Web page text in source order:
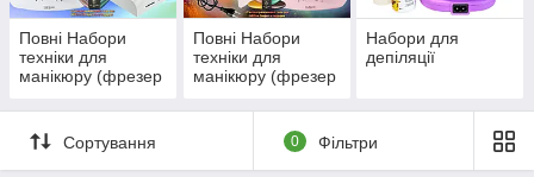
Повні Набори
техніки для
манікюру (фрезер
гель лак
Effulgence Milano
Повні Набори
техніки для
манікюру (фрезер
гель лак Jasper
Набори для
депіляції
Сортування 0 Фільтри